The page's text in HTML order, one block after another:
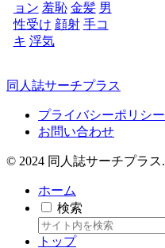
ョン 羞恥 金髪 男
性受け 顔射 手コ
キ 浮気
同人誌サーチプラス
プライバシーポリシー
お問い合わせ
© 2024 同人誌サーチプラス.
ホーム
検索
トップ